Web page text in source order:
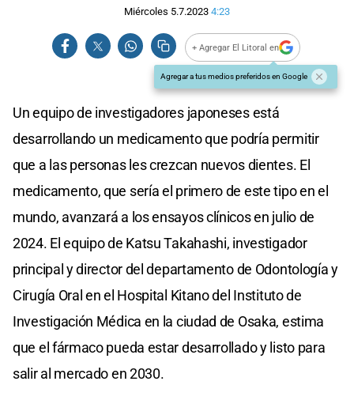
Miércoles 5.7.2023 4:23
+ Agregar El Litoral en
Agregar a tus medios preferidos en Google
Un equipo de investigadores japoneses está
desarrollando un medicamento que podría permitir
que a las personas les crezcan nuevos dientes. El
medicamento, que sería el primero de este tipo en el
mundo, avanzará a los ensayos clínicos en julio de
2024. El equipo de Katsu Takahashi, investigador
principal y director del departamento de Odontología y
Cirugía Oral en el Hospital Kitano del Instituto de
Investigación Médica en la ciudad de Osaka, estima
que el fármaco pueda estar desarrollado y listo para
salir al mercado en 2030.